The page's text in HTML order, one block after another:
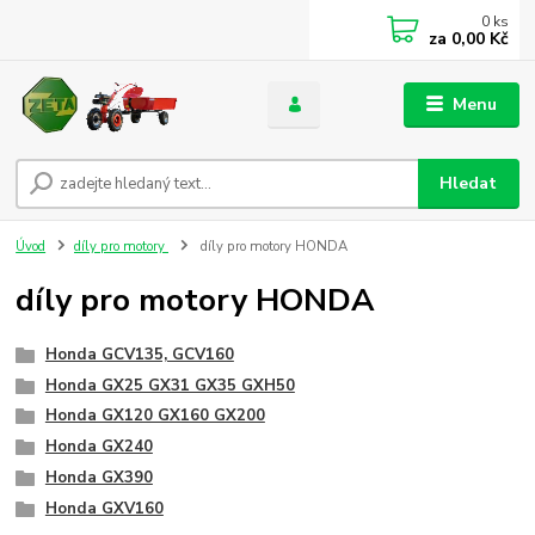
Menu
Hledat
0 ks
za 0,00 Kč
Úvod díly pro motory díly pro motory HONDA
díly pro motory HONDA
Honda GCV135, GCV160
Honda GX25 GX31 GX35 GXH50
Honda GX120 GX160 GX200
Honda GX240
Honda GX390
Honda GXV160